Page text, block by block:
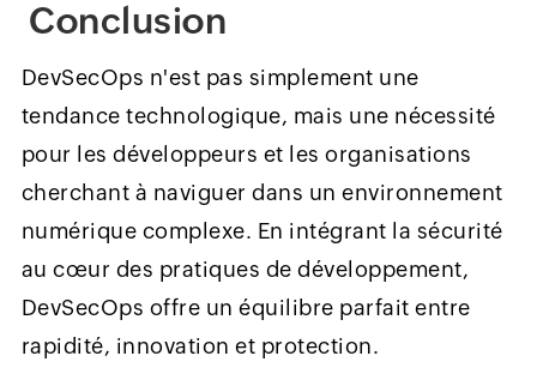
Conclusion
DevSecOps n'est pas simplement une
tendance technologique, mais une nécessité
pour les développeurs et les organisations
cherchant à naviguer dans un environnement
numérique complexe. En intégrant la sécurité
au cœur des pratiques de développement,
DevSecOps offre un équilibre parfait entre
rapidité, innovation et protection.